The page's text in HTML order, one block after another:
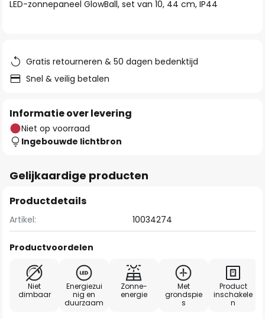
LED-zonnepaneel GlowBall, set van 10, 44 cm, IP44
Gratis retourneren & 50 dagen bedenktijd
Snel & veilig betalen
Informatie over levering
Niet op voorraad
Ingebouwde lichtbron
Gelijkaardige producten
Productdetails
Artikel: 10034274
Productvoordelen
Niet
dimbaar
Energiezui
nig en
duurzaam
Zonne-
energie
Met
grondspie
s
Product
inschakele
n